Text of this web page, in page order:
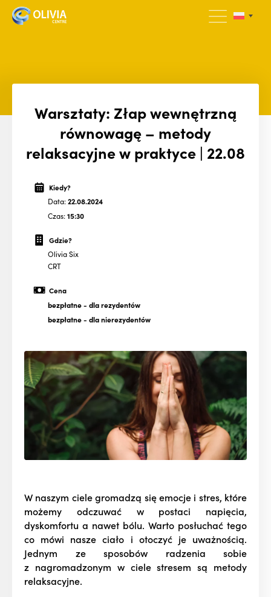
Warsztaty: Złap wewnętrzną
równowagę – metody
relaksacyjne w praktyce | 22.08
Kiedy?
Data:22.08.2024
Czas:15:30
Gdzie?
Olivia Six
CRT
Cena
bezpłatne- dla rezydentów
bezpłatne- dla nierezydentów
W naszym ciele gromadzą się emocje i stres, które
możemy odczuwać w postaci napięcia,
dyskomfortu a nawet bólu. Warto posłuchać tego
co mówi nasze ciało i otoczyć je uważnością.
Jednym ze sposobów radzenia sobie
z nagromadzonym w ciele stresem są metody
relaksacyjne.